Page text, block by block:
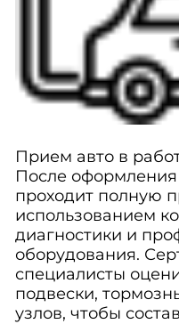
Прием авто в
После
проходит полную
использованием
диагностики и
оборудования.
специалисты
подвески,
узлов, чтобы